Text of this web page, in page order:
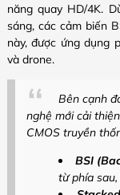
năng quay HD/4K.
sáng, các cảm biến
này, được ứng dụng
và drone.
Bên cạnh
nghệ mới cải
CMOS truyền
BSI
từ phía